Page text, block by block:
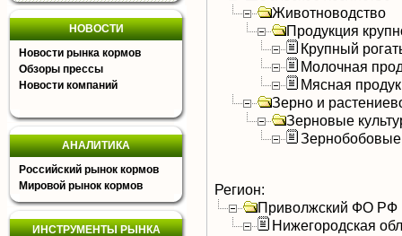
НОВОСТИ
Новости рынка кормов
Обзоры прессы
Новости компаний
АНАЛИТИКА
Российский рынок кормов
Мировой рынок кормов
ИНСТРУМЕНТЫ РЫНКА
Животноводство
Продукция
Крупный
Молочная
Мясная
Зерно и
Зерновые
Зернобобовые
Регион:
Приволжский ФО РФ
Нижегородская